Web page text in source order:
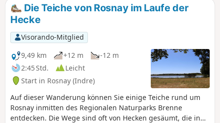
Die Teiche von Rosnay im Laufe der
Hecke
Visorando-Mitglied
9,49 km
+12 m
-12 m
2:45 Std.
Leicht
Start in Rosnay (Indre)
Auf dieser Wanderung können Sie einige Teiche rund um
Rosnay inmitten des Regionalen Naturparks Brenne
entdecken. Die Wege sind oft von Hecken gesäumt, die in